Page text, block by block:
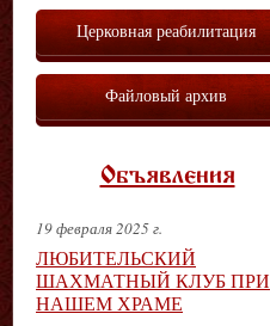
Церковная реабилитация
Файловый архив
Объявления
19 февраля 2025 г.
ЛЮБИТЕЛЬСКИЙ
ШАХМАТНЫЙ КЛУБ ПРИ
НАШЕМ ХРАМЕ